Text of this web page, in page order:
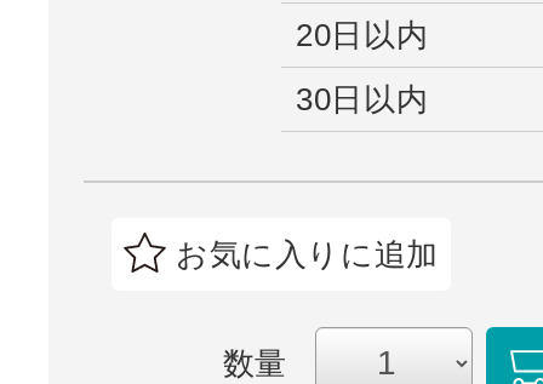
20日以内
30日以内
お気に入りに追加
数量